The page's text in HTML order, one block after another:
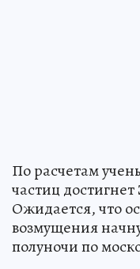
По расчетам
частиц
Ожидается, что
возмущения
полуночи по